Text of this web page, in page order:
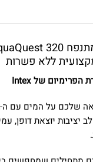
ללא פשרות
שלכם על המים עם ה-
יציבות יוצאת דופן,